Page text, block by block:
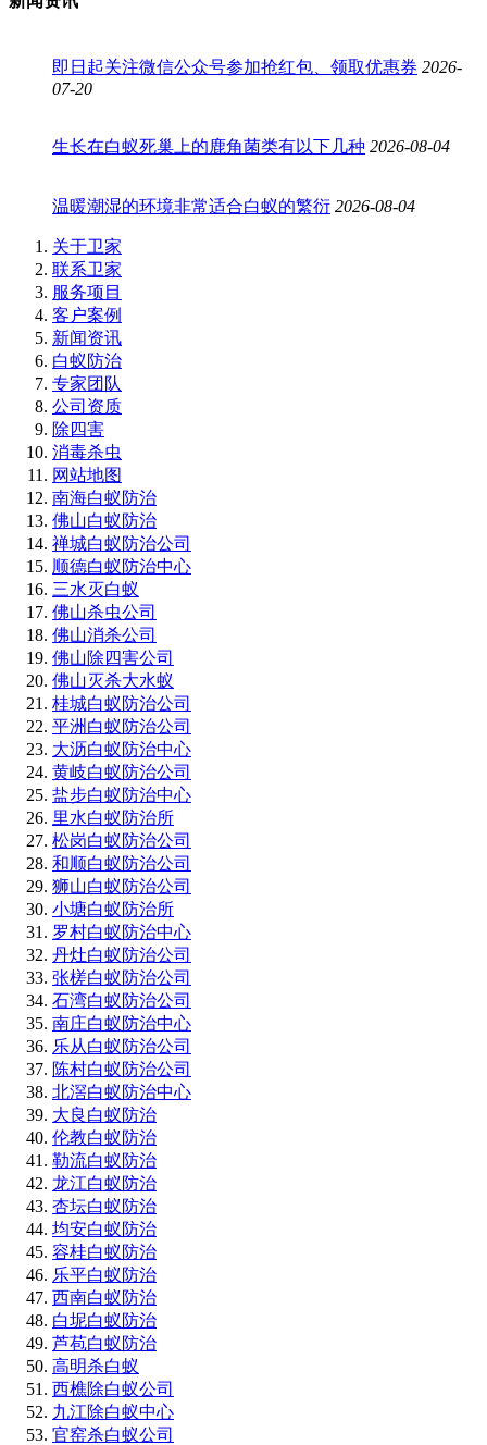
即日起关注微信公众号参加抢红包、领取优惠券 2026-
07-20
生长在白蚁死巢上的鹿角菌类有以下几种 2026-08-04
温暖潮湿的环境非常适合白蚁的繁衍 2026-08-04
关于卫家
联系卫家
服务项目
客户案例
新闻资讯
白蚁防治
专家团队
公司资质
除四害
消毒杀虫
网站地图
南海白蚁防治
佛山白蚁防治
禅城白蚁防治公司
顺德白蚁防治中心
三水灭白蚁
佛山杀虫公司
佛山消杀公司
佛山除四害公司
佛山灭杀大水蚁
桂城白蚁防治公司
平洲白蚁防治公司
大沥白蚁防治中心
黄岐白蚁防治公司
盐步白蚁防治中心
里水白蚁防治所
松岗白蚁防治公司
和顺白蚁防治公司
狮山白蚁防治公司
小塘白蚁防治所
罗村白蚁防治中心
丹灶白蚁防治公司
张槎白蚁防治公司
石湾白蚁防治公司
南庄白蚁防治中心
乐从白蚁防治公司
陈村白蚁防治公司
北滘白蚁防治中心
大良白蚁防治
伦教白蚁防治
勒流白蚁防治
龙江白蚁防治
杏坛白蚁防治
均安白蚁防治
容桂白蚁防治
乐平白蚁防治
西南白蚁防治
白坭白蚁防治
芦苞白蚁防治
高明杀白蚁
西樵除白蚁公司
九江除白蚁中心
官窑杀白蚁公司